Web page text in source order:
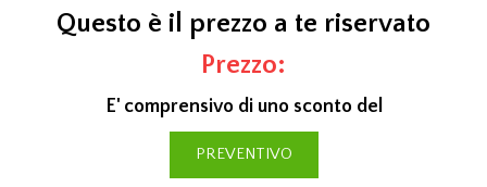
Questo è il prezzo a te riservato
Prezzo:
E' comprensivo di uno sconto del
PREVENTIVO